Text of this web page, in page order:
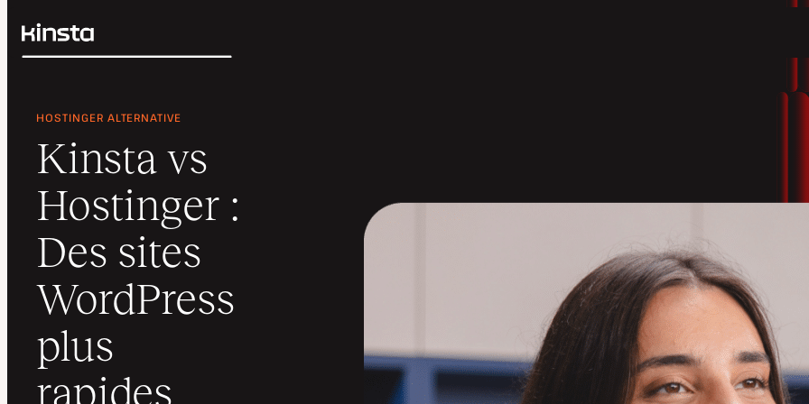
Kinsta®
Prix
Ressources
Contact
Rechercher
HOSTINGER ALTERNATIVE
Kinsta vs
Hostinger :
Des sites
WordPress
plus
rapides